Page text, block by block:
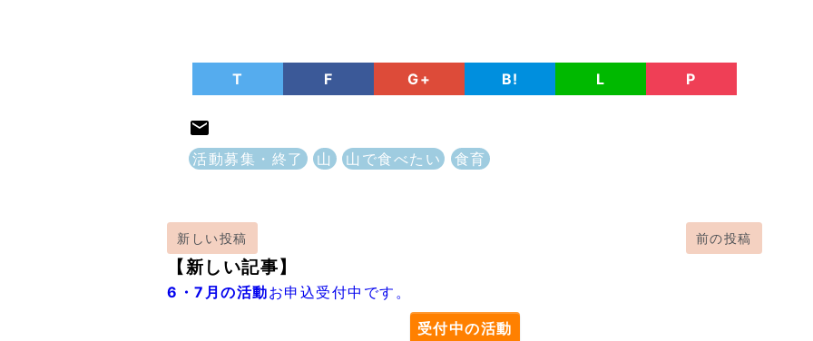
T F G+ B! L P
活動募集・終了 山 山で食べたい 食育
新しい投稿 前の投稿
【新しい記事】
6・7月の活動お申込受付中です。
受付中の活動